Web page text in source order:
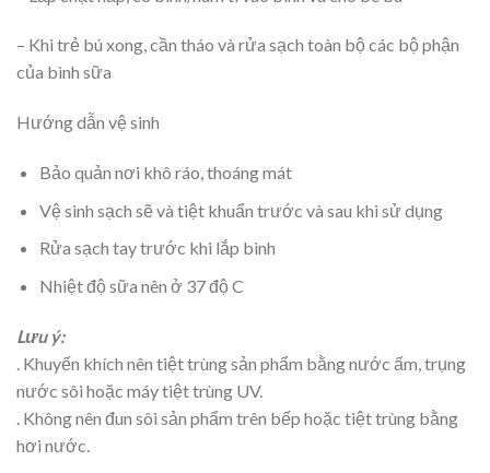
– Khi trẻ bú xong, cần tháo và rửa sạch toàn bộ các bộ phận
của bình sữa
Hướng dẫn vệ sinh
Bảo quản nơi khô ráo, thoáng mát
Vệ sinh sạch sẽ và tiệt khuẩn trước và sau khi sử dụng
Rửa sạch tay trước khi lắp bình
Nhiệt độ sữa nên ở 37 độ C
Lưu ý:
. Khuyến khích nên tiệt trùng sản phẩm bằng nước ấm, trụng
nước sôi hoặc máy tiệt trùng UV.
. Không nên đun sôi sản phẩm trên bếp hoặc tiệt trùng bằng
hơi nước.